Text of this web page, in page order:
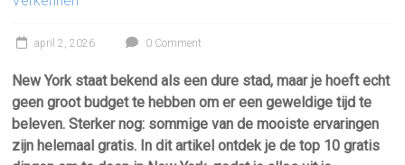
april 2, 2026 0 Comment
New York staat bekend als een dure stad, maar je hoeft echt
geen groot budget te hebben om er een geweldige tijd te
beleven. Sterker nog: sommige van de mooiste ervaringen
zijn helemaal gratis. In dit artikel ontdek je de top 10 gratis